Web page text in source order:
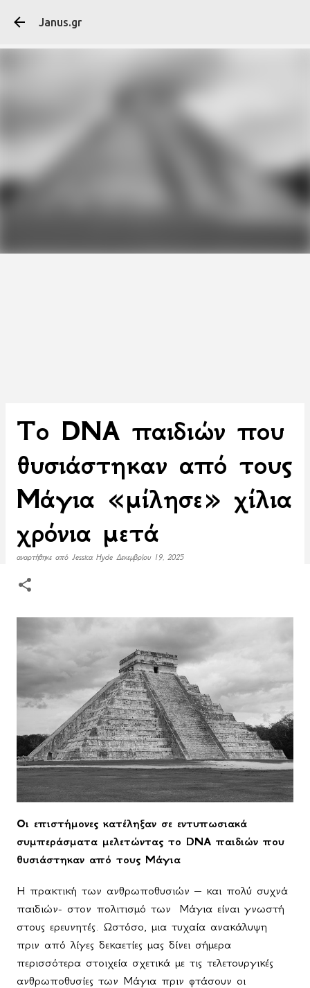
Janus.gr
To DNA παιδιών που
θυσιάστηκαν από τους
Μάγια «μίλησε» χίλια
χρόνια μετά
αναρτήθηκε από Jessica Hyde Δεκεμβρίου 19, 2025
Οι επιστήμονες κατέληξαν σε εντυπωσιακά
συμπεράσματα μελετώντας το DNA παιδιών που
θυσιάστηκαν από τους Μάγια
Η πρακτική των ανθρωποθυσιών – και πολύ συχνά
παιδιών- στον πολιτισμό των Μάγια είναι γνωστή
στους ερευνητές. Ωστόσο, μια τυχαία ανακάλυψη
πριν από λίγες δεκαετίες μας δίνει σήμερα
περισσότερα στοιχεία σχετικά με τις τελετουργικές
ανθρωποθυσίες των Μάγια πριν φτάσουν οι